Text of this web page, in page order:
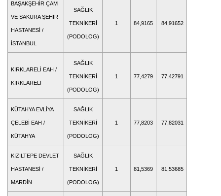
BAŞAKŞEHİR ÇAM
VE SAKURA ŞEHİR
HASTANESİ /
İSTANBUL
SAĞLIK
TEKNİKERİ
(PODOLOG)
1 84,9165 84,91652
KIRKLARELİ EAH /
KIRKLARELİ
SAĞLIK
TEKNİKERİ
(PODOLOG)
1 77,4279 77,42791
KÜTAHYA EVLİYA
ÇELEBİ EAH /
KÜTAHYA
SAĞLIK
TEKNİKERİ
(PODOLOG)
1 77,8203 77,82031
KIZILTEPE DEVLET
HASTANESİ /
MARDİN
SAĞLIK
TEKNİKERİ
(PODOLOG)
1 81,5369 81,53685